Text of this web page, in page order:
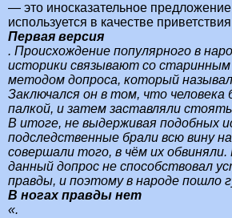
— это иносказательное предложение
используется в качестве приветствия
Первая версия
. Происхождение популярного в
историки связывают со
методом допроса, который
Заключался он в том, что человека
палкой, и затем заставляли стоять
В итоге, не выдерживая подобных
подследственные брали всю вину
совершали того, в чём их
данный допрос не способствовал
правды, и поэтому в народе пошло
В ногах правды нет
«.